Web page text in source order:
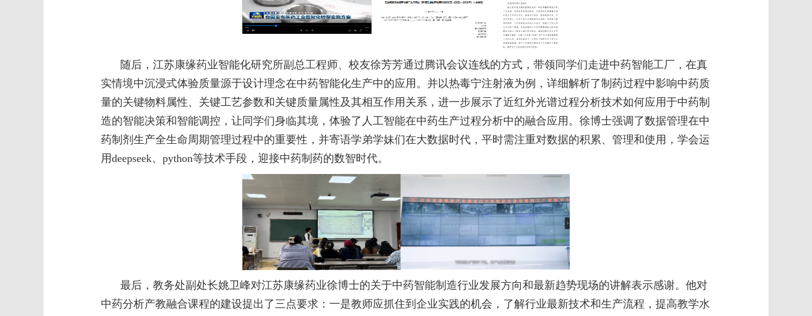
随后，江苏康缘药业智能化研究所副总工程师、校友徐芳芳通过腾讯会议连线的方式，带领同学们走进中药智能工厂，在真
实情境中沉浸式体验质量源于设计理念在中药智能化生产中的应用。并以热毒宁注射液为例，详细解析了制药过程中影响中药质
量的关键物料属性、关键工艺参数和关键质量属性及其相互作用关系，进一步展示了近红外光谱过程分析技术如何应用于中药制
造的智能决策和智能调控，让同学们身临其境，体验了人工智能在中药生产过程分析中的融合应用。徐博士强调了数据管理在中
药制剂生产全生命周期管理过程中的重要性，并寄语学弟学妹们在大数据时代，平时需注重对数据的积累、管理和使用，学会运
用deepseek、 python等技术手段，迎接中药制药的数智时代。
最后，教务处副处长姚卫峰对江苏康缘药业徐博士的关于中药智能制造行业发展方向和最新趋势现场的讲解表示感谢。他对
中药分析产教融合课程的建设提出了三点要求：一是教师应抓住到企业实践的机会，了解行业最新技术和生产流程，提高教学水